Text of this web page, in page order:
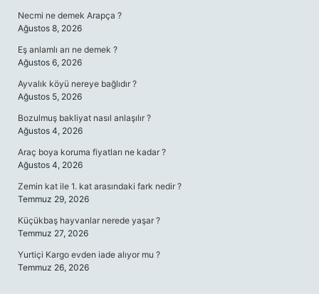
Necmi ne demek Arapça ?
Ağustos 8, 2026
Eş anlamlı arı ne demek ?
Ağustos 6, 2026
Ayvalık köyü nereye bağlıdır ?
Ağustos 5, 2026
Bozulmuş bakliyat nasıl anlaşılır ?
Ağustos 4, 2026
Araç boya koruma fiyatları ne kadar ?
Ağustos 4, 2026
Zemin kat ile 1. kat arasındaki fark nedir ?
Temmuz 29, 2026
Küçükbaş hayvanlar nerede yaşar ?
Temmuz 27, 2026
Yurtiçi Kargo evden iade alıyor mu ?
Temmuz 26, 2026